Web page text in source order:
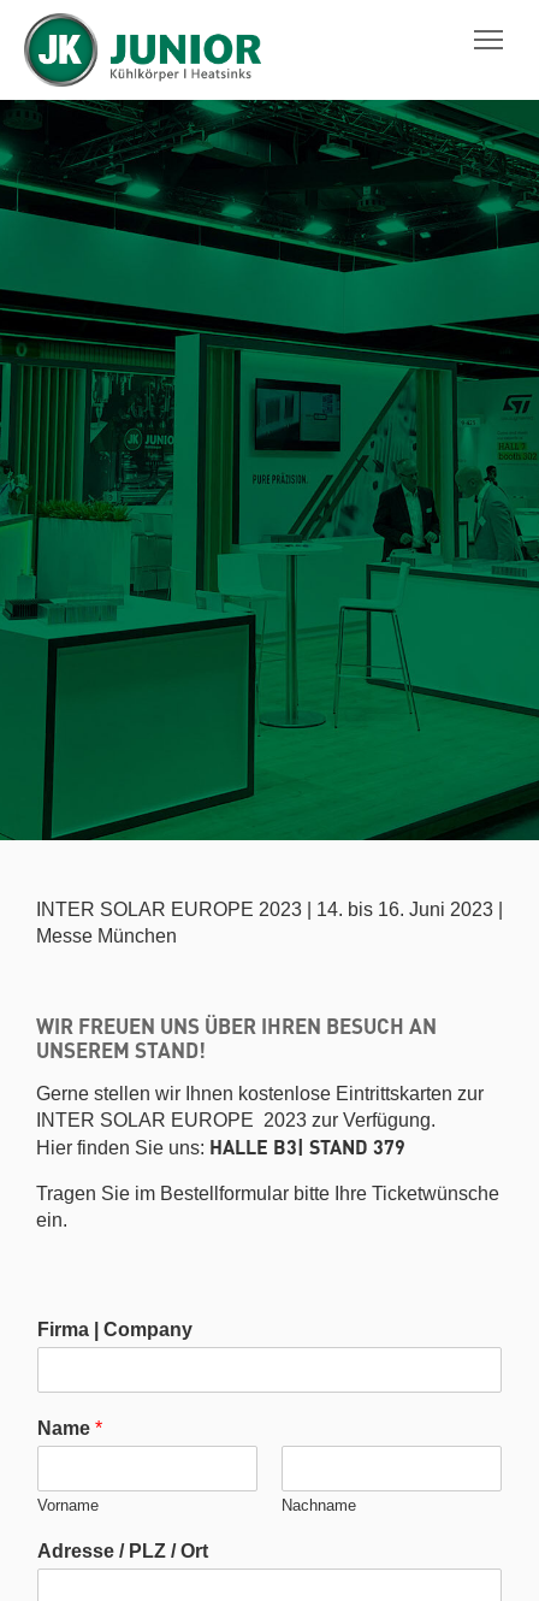
JUNIOR KÜHLKÖRPER GMBH
INTER SOLAR EUROPE 2023 | 14. bis 16. Juni 2023 |
Messe München
WIR FREUEN UNS ÜBER IHREN BESUCH AN
UNSEREM STAND!
Gerne stellen wir Ihnen kostenlose Eintrittskarten zur
INTER SOLAR EUROPE 2023 zur Verfügung.
Hier finden Sie uns: HALLE B3| STAND 379
Tragen Sie im Bestellformular bitte Ihre Ticketwünsche
ein.
Firma | Company
Name *
Vorname Nachname
Adresse / PLZ / Ort